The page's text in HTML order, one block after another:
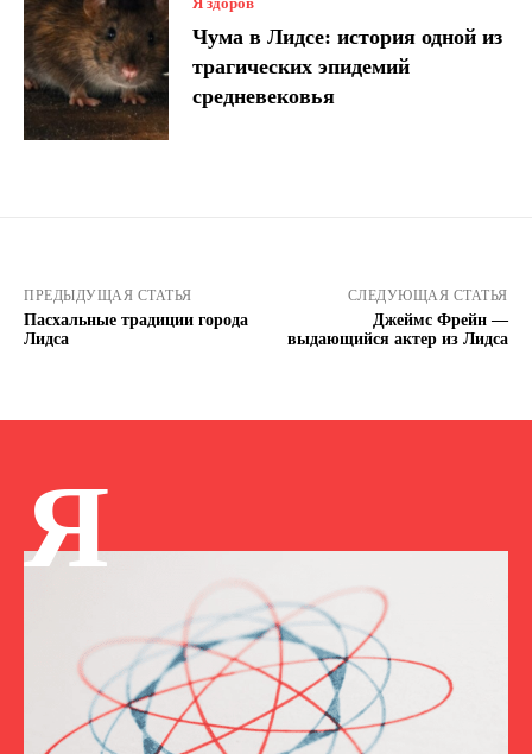
Чума в Лидсе: история одной из
трагических эпидемий
средневековья
ПРЕДЫДУЩАЯ СТАТЬЯ
Пасхальные традиции города
Лидса
СЛЕДУЮЩАЯ СТАТЬЯ
Джеймс Фрейн ―
выдающийся актер из Лидса
Я